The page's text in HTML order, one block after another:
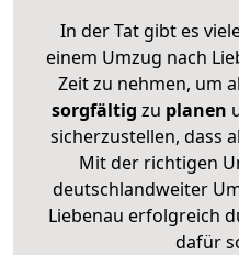
In der Tat gibt es
einem Umzug nach
Zeit zu nehmen, um
sorgfältig zu planen
sicherzustellen, dass
Mit der richtigen
deutschlandweiter
Liebenau erfolgreich
dafür